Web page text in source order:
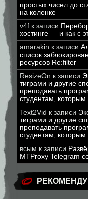
простых чисел до
на коленке
v4f к записи
хостинге — и как с
amarakin к записи
список
ресурсов Re:filter
ResizeOn к записи
тиграми и другие
преподавать
студентам, которым
Text2Vid к записи
тиграми и другие
преподавать
студентам, которым
всым к записи
MTProxy Telegram